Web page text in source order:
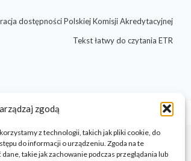
zgodą
z technologii, takich jak pliki cookie, do
do informacji o urządzeniu. Zgoda na te
takie jak zachowanie podczas przeglądania lub
dostępności Polskiej Komisji Akredytacyjnej
Tekst łatwy do czytania ETR